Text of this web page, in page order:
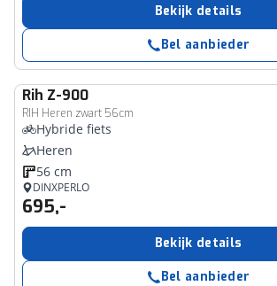
Bekijk details
Bel aanbieder
Rih Z-900
RIH Heren zwart 56cm
Hybride fiets
Heren
56 cm
DINXPERLO
695,-
Bekijk details
Bel aanbieder